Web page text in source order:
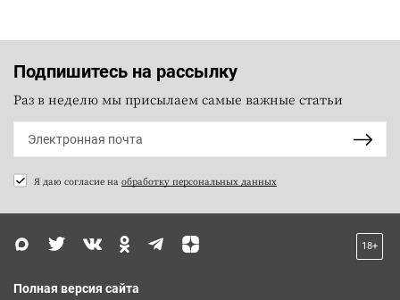
Подпишитесь на рассылку
Раз в неделю мы присылаем самые важные статьи
Я даю согласие на обработку персональных данных
18+
Полная версия сайта